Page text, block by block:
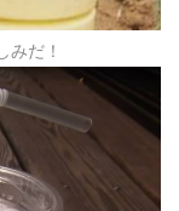
みだ！